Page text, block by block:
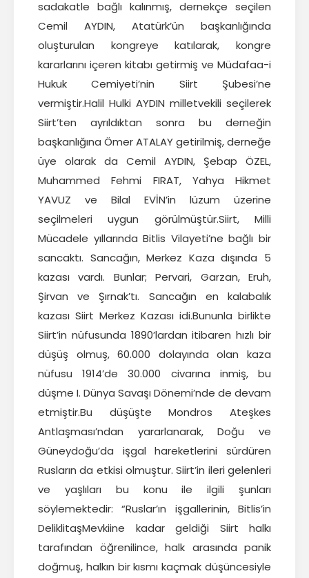
sadakatle bağlı kalınmış, dernekçe seçilen
Cemil AYDIN, Atatürk’ün başkanlığında
oluşturulan kongreye katılarak, kongre
kararlarını içeren kitabı getirmiş ve Müdafaa-i
Hukuk Cemiyeti’nin Siirt Şubesi’ne
vermiştir.Halil Hulki AYDIN milletvekili seçilerek
Siirt’ten ayrıldıktan sonra bu derneğin
başkanlığına Ömer ATALAY getirilmiş, derneğe
üye olarak da Cemil AYDIN, Şebap ÖZEL,
Muhammed Fehmi FIRAT, Yahya Hikmet
YAVUZ ve Bilal EVİN’in lüzum üzerine
seçilmeleri uygun görülmüştür.Siirt, Milli
Mücadele yıllarında Bitlis Vilayeti’ne bağlı bir
sancaktı. Sancağın, Merkez Kaza dışında 5
kazası vardı. Bunlar; Pervari, Garzan, Eruh,
Şirvan ve Şırnak’tı. Sancağın en kalabalık
kazası Siirt Merkez Kazası idi.Bununla birlikte
Siirt’in nüfusunda 1890’lardan itibaren hızlı bir
düşüş olmuş, 60.000 dolayında olan kaza
nüfusu 1914’de 30.000 civarına inmiş, bu
düşme I. Dünya Savaşı Dönemi’nde de devam
etmiştir.Bu düşüşte Mondros Ateşkes
Antlaşması’ndan yararlanarak, Doğu ve
Güneydoğu’da işgal hareketlerini sürdüren
Rusların da etkisi olmuştur. Siirt’in ileri gelenleri
ve yaşlıları bu konu ile ilgili şunları
söylemektedir: “Ruslar’ın işgallerinin, Bitlis’in
DeliklitaşMevkiine kadar geldiği Siirt halkı
tarafından öğrenilince, halk arasında panik
doğmuş, halkın bir kısmı kaçmak düşüncesiyle